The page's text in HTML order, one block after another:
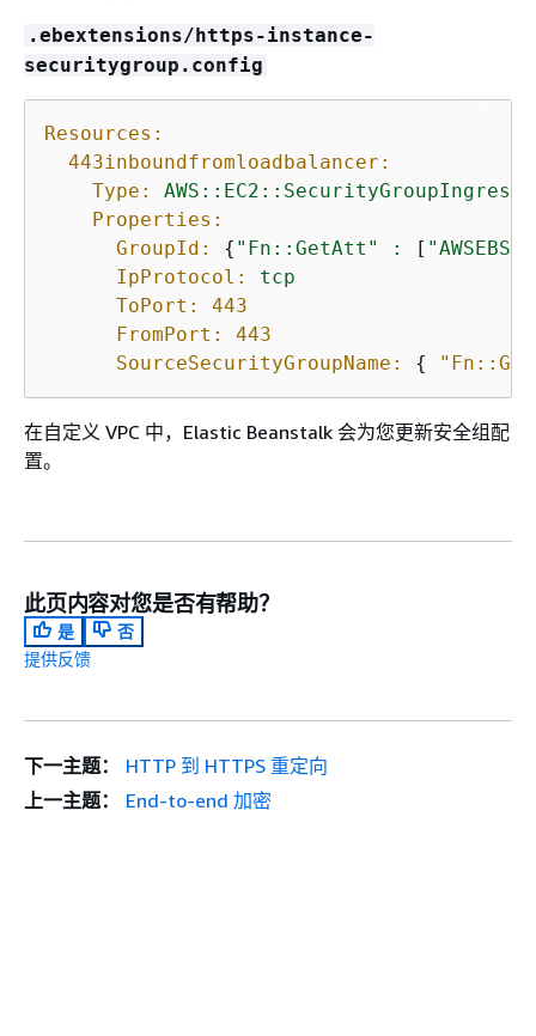
.ebextensions/https-instance-
securitygroup.config
Resources:
443inboundfromloadbalancer:
Type:
AWS::EC2::SecurityGroupIngress
Properties:
GroupId:
{ "Fn::GetAtt" : [
IpProtocol:
tcp
ToPort:
443
FromPort:
443
SourceSecurityGroupName:
{
在自定义 VPC 中，Elastic Beanstalk 会为您更新安全组配
置。
此页内容对您是否有帮助？
是
否
提供反馈
下一主题：
HTTP 到 HTTPS 重定向
上一主题：
End-to-end 加密